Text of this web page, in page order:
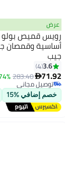
عرض
رويس قميص بولو
أساسية وقمصان
جيب
3.6
4
71.92
283.40
OFF
توصيل مجاني
توصيل مجاني
خصم إضافي %15